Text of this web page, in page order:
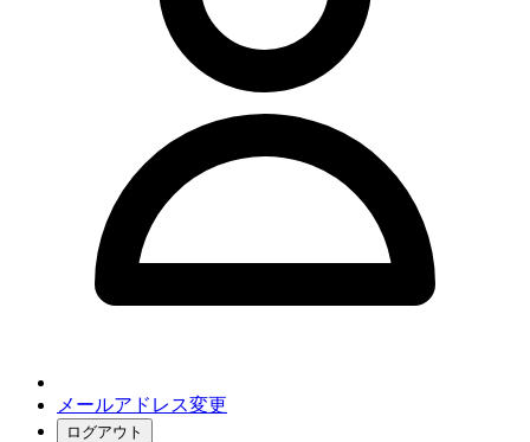
メールアドレス変更
ログアウト